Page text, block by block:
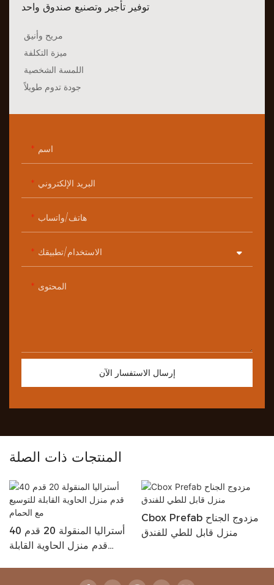
توفير تأجير وتصنيع صندوق واحد
مريح وأنيق
ميزة التكلفة
اللمسة الشخصية
جودة تدوم طويلاً
اسم
البريد الإلكتروني
هاتف/واتساب
الاستخدام/تطبيقك
المحتوى
إرسال الاستفسار الآن
المنتجات ذات الصلة
أستراليا المنقولة 20 قدم 40
قدم منزل الحاوية القابلة
Cbox Prefab مزدوج الجناح
منزل قابل للطي للفندق